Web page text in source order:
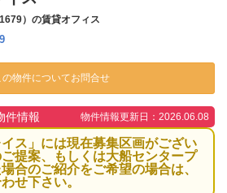
）の賃貸オフィス
物件についてお問合せ
件情報 物件情報更新日：2026.06.08
イス」には現在募集区画がござい
提案、もしくは大船センタープ
合のご紹介をご希望の場合は、
せ下さい。